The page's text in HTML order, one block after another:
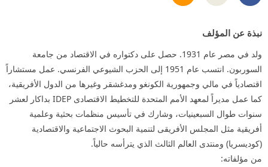
نبذة عن المؤلف
ولد في مصر عام 1931. حصل على دكتواره في الاقتصاد من جامعة
السوربون. انتسب عام 1951 إلى الحزب الشيوعي الفرنسي. عمل مستشاراً
اقتصادياً في مالي وجمهورية الكونغو ومدغشقر وغيرها من الدول الأفريقية،
كما عمل مديراً لمعهد الأمم المتحدة للتخطيط الاقتصادى IDEP بداكار لعشر
سنوات طوال السبعينيات، وشارك في تأسيس منظمات بحثية وعلمية
أفريقية مثل المجلس الأفريقى لتنمية البحوث الاجتماعية والاقتصادية
(كوديسريا) ومنتدى العالم الثالث الذي يترأسه حالياً.
من مؤلفاته: